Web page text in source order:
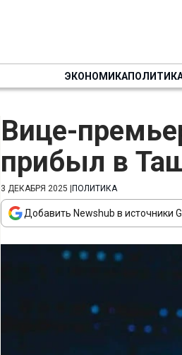
ЭКОНОМИКА
Вице-
прибыл в
3 ДЕКАБРЯ 2025 ПОЛИТИКА
Добавить Newshub в источники